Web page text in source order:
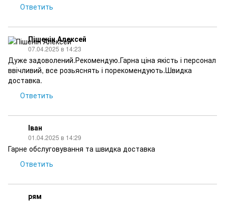
Ответить
Пішенін Алексей
07.04.2025 в 14:23
Дуже задоволений.Рекомендую.Гарна ціна якість і персонал
ввічливий, все розьяснять і порекомендують.Швидка
доставка.
Ответить
Іван
01.04.2025 в 14:29
Гарне обслуговування та швидка доставка
Ответить
рям